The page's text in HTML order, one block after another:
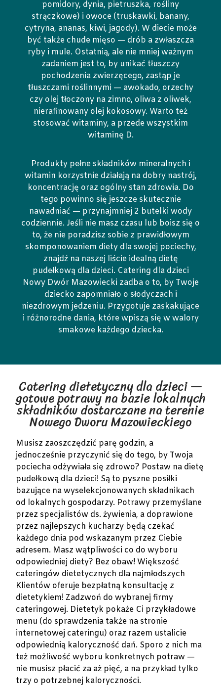
pomidory, dynia, pietruszka, rośliny
strączkowe) i owoce (truskawki, banany,
cytryna, ananas, kiwi, jagody). W diecie może
być także chude mięso — drób a zwłaszcza
ryby i mule. Ostatnią, ale nie mniej ważnym
zadaniem jest to, by unikać tłuszczy
pochodzenia zwierzęcego, zastąp je
tłuszczami roślinnymi — awokado, orzechy
czy olej tłoczony na zimno, oliwa z oliwek,
nierafinowany olej kokosowy. Warto też
stosować witaminy, a przede wszystkim
witaminę D.
Produkty pełne składników mineralnych i
witamin korzystnie działają na dobry nastrój,
koncentrację oraz ogólny stan zdrowia. Do
tego powinno się jeszcze skutecznie
nawadniać — przynajmniej 2 butelki wody
codziennie. Jeśli nie masz czasu lub boisz się o
to, że nie poradzisz sobie z prawidłowym
skomponowaniem diety dla swojej pociechy,
znajdź na naszej liście idealną dietę
pudełkową dla dzieci. Catering dla dzieci
Nowy Dwór Mazowiecki zadba o to, by Twoje
dziecko zapomniało o słodyczach i
niezdrowym jedzeniu. Przygotuje zaskakujące
i różnorodne dania, które wpiszą się w walory
smakowe każdego dziecka.
Catering dietetyczny dla dzieci —
gotowe potrawy na bazie lokalnych
składników dostarczane na terenie
Nowego Dworu Mazowieckiego
Musisz zaoszczędzić parę godzin, a
jednocześnie przyczynić się do tego, by Twoja
pociecha odżywiała się zdrowo? Postaw na dietę
pudełkową dla dzieci! Są to pyszne posiłki
bazujące na wyselekcjonowanych składnikach
od lokalnych gospodarzy. Potrawy przemyślane
przez specjalistów ds. żywienia, a doprawione
przez najlepszych kucharzy będą czekać
każdego dnia pod wskazanym przez Ciebie
adresem. Masz wątpliwości co do wyboru
odpowiedniej diety? Bez obaw! Większość
cateringów dietetycznych dla najmłodszych
Klientów oferuje bezpłatną konsultację z
dietetykiem! Zadzwoń do wybranej firmy
cateringowej. Dietetyk pokaże Ci przykładowe
menu (do sprawdzenia także na stronie
internetowej cateringu) oraz razem ustalicie
odpowiednią kaloryczność dań. Sporo z nich ma
też możliwość wyboru konkretnych potraw —
nie musisz płacić za aż pięć, a na przykład tylko
trzy o potrzebnej kaloryczności.